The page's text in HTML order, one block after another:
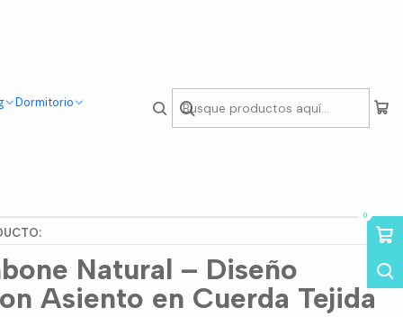
Dormitorio
0
Natural 75cm
Natural – Diseño
Asiento en Cuerda Tejida